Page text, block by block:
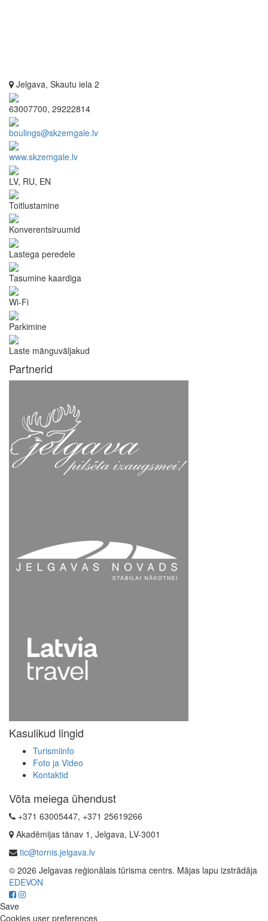
Jelgava, Skautu iela 2
63007700, 29222814
boulings@skzemgale.lv
www.skzemgale.lv
LV, RU, EN
Toitlustamine
Konverentsiruumid
Lastega peredele
Tasumine kaardiga
Wi-Fi
Parkimine
Laste mänguväljakud
Partnerid
Kasulikud lingid
Turismiinfo
Foto ja Video
Kontaktid
Võta meiega ühendust
+371 63005447, +371 25619266
Akadēmijas tänav 1, Jelgava, LV-3001
tic@tornis.jelgava.lv
© 2026 Jelgavas reģionālais tūrisma centrs. Mājas lapu izstrādāja
EDEVON
Save
Cookies user preferences